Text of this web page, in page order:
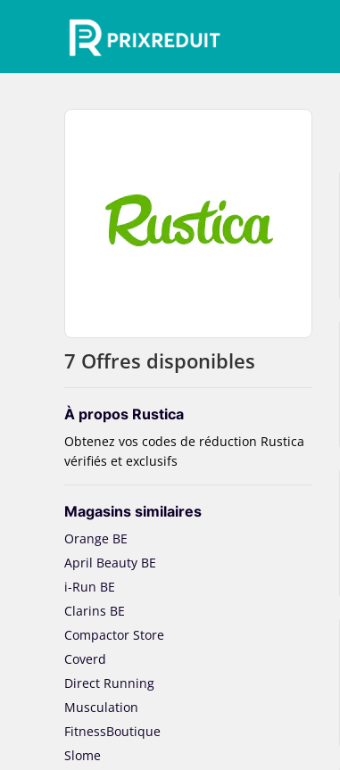
7 Offres disponibles
À propos Rustica
Obtenez vos codes de réduction Rustica
vérifiés et exclusifs
Magasins similaires
Orange BE
April Beauty BE
i-Run BE
Clarins BE
Compactor Store
Coverd
Direct Running
Musculation
FitnessBoutique
Slome